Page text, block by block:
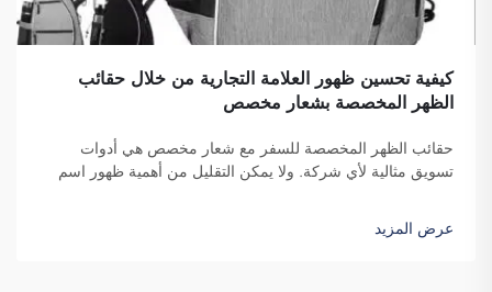
كيفية تحسين ظهور العلامة التجارية من خلال حقائب
الظهر المخصصة بشعار مخصص
حقائب الظهر المخصصة للسفر مع شعار مخصص هي أدوات
تسويق مثالية لأي شركة. ولا يمكن التقليل من أهمية ظهور اسم
الشخص حقيبتك على ظهره...
عرض المزيد